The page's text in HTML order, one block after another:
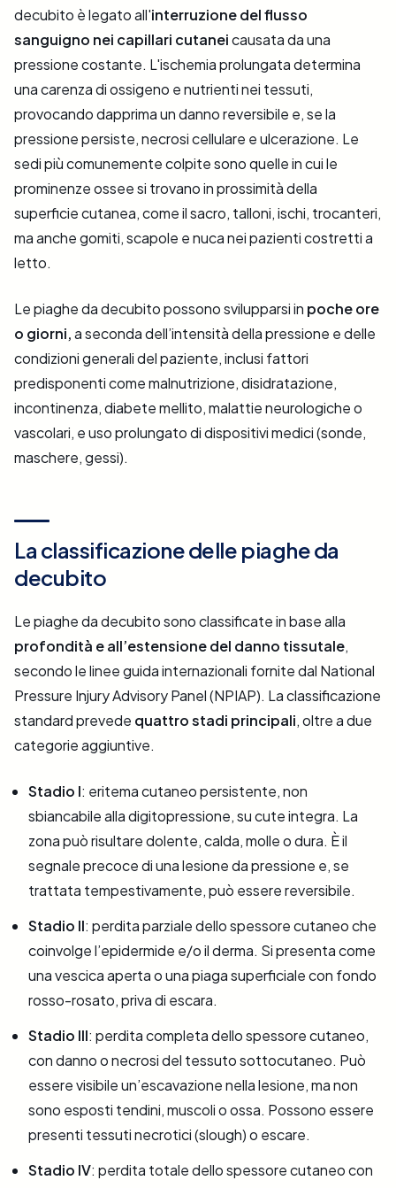
decubito è legato all'interruzione del flusso
sanguigno nei capillari cutaneicausata da una
pressione costante. L'ischemia prolungata determina
una carenza di ossigeno e nutrienti nei tessuti,
provocando dapprima un danno reversibile e, se la
pressione persiste, necrosi cellulare e ulcerazione. Le
sedi più comunemente colpite sono quelle in cui le
prominenze ossee si trovano in prossimità della
superficie cutanea, come il sacro, talloni, ischi, trocanteri,
ma anche gomiti, scapole e nuca nei pazienti costretti a
letto.
Le piaghe da decubito possono svilupparsi in poche ore
o giorni,a seconda dell’intensità della pressione e delle
condizioni generali del paziente, inclusi fattori
predisponenti come malnutrizione, disidratazione,
incontinenza, diabete mellito, malattie neurologiche o
vascolari, e uso prolungato di dispositivi medici (sonde,
maschere, gessi).
La classificazione delle piaghe da
decubito
Le piaghe da decubito sono classificate in base alla
profondità e all’estensione del danno tissutale,
secondo le linee guida internazionali fornite dal National
Pressure Injury Advisory Panel (NPIAP). La classificazione
standard prevede quattro stadi principali, oltre a due
categorie aggiuntive.
Stadio I: eritema cutaneo persistente, non
sbiancabile alla digitopressione, su cute integra. La
zona può risultare dolente, calda, molle o dura. È il
segnale precoce di una lesione da pressione e, se
trattata tempestivamente, può essere reversibile.
Stadio II: perdita parziale dello spessore cutaneo che
coinvolge l’epidermide e/o il derma. Si presenta come
una vescica aperta o una piaga superficiale con fondo
rosso-rosato, priva di escara.
Stadio III: perdita completa dello spessore cutaneo,
con danno o necrosi del tessuto sottocutaneo. Può
essere visibile un’escavazione nella lesione, ma non
sono esposti tendini, muscoli o ossa. Possono essere
presenti tessuti necrotici (slough) o escare.
Stadio IV: perdita totale dello spessore cutaneo con